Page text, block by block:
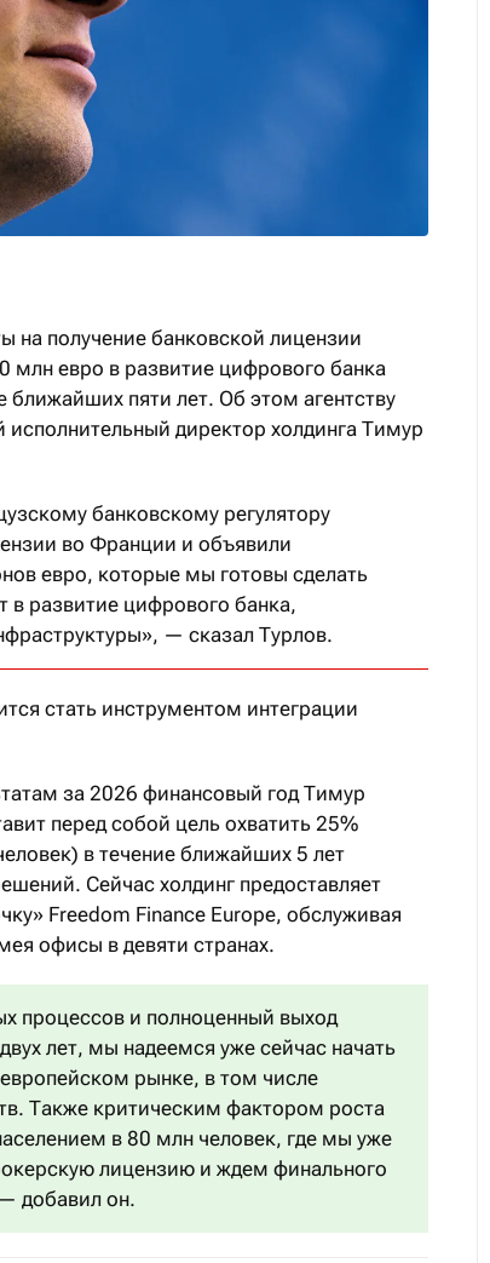
на получение банковской лицензии
млн евро в развитие цифрового банка
пяти лет. Об этом агентству
исполнительный директор холдинга Тимур
банковскому регулятору
во Франции и объявили
евро, которые мы готовы сделать
в развитие цифрового банка,
— сказал Турлов.
стать инструментом интеграции
за 2026 финансовый год Тимур
перед собой цель охватить 25%
в течение ближайших 5 лет
Сейчас холдинг предоставляет
Freedom Finance Europe, обслуживая
офисы в девяти странах.
процессов и полноценный выход
лет, мы надеемся уже сейчас начать
рынке, в том числе
Также критическим фактором роста
в 80 млн человек, где мы уже
лицензию и ждем финального
добавил он.